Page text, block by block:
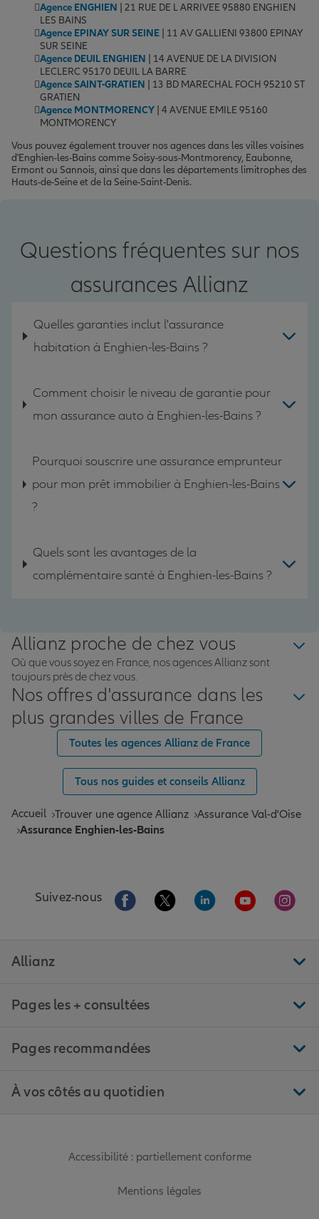
Agence ENGHIEN | 21 RUE DE L ARRIVEE 95880 ENGHIEN
LES BAINS
Agence EPINAY SUR SEINE | 11 AV GALLIENI 93800 EPINAY
SUR SEINE
Agence DEUIL ENGHIEN | 14 AVENUE DE LA DIVISION
LECLERC 95170 DEUIL LA BARRE
Agence SAINT-GRATIEN | 13 BD MARECHAL FOCH 95210 ST
GRATIEN
Agence MONTMORENCY | 4 AVENUE EMILE 95160
MONTMORENCY
Vous pouvez également trouver nos agences dans les villes voisines
d'Enghien-les-Bains comme Soisy-sous-Montmorency, Eaubonne,
Ermont ou Sannois, ainsi que dans les départements limitrophes des
Hauts-de-Seine et de la Seine-Saint-Denis.
Questions fréquentes sur nos
assurances Allianz
Quelles garanties inclut l'assurance
habitation à Enghien-les-Bains ?
Comment choisir le niveau de garantie pour
mon assurance auto à Enghien-les-Bains ?
Pourquoi souscrire une assurance emprunteur
pour mon prêt immobilier à Enghien-les-Bains
?
Quels sont les avantages de la
complémentaire santé à Enghien-les-Bains ?
Allianz proche de chez vous
Où que vous soyez en France, nos agences Allianz sont
toujours près de chez vous.
Nos offres d'assurance dans les
plus grandes villes de France
Toutes les agences Allianz de France
Tous nos guides et conseils Allianz
Accueil Trouver une agence Allianz Assurance Val-d'Oise
Assurance Enghien-les-Bains
Suivez-nous Aller sur la page Facebook de Allianz
Aller sur la page Twitter de
Aller sur la page
Aller sur la
Aller
Allianz
Pages les + consultées
Pages recommandées
À vos côtés au quotidien
Accessibilité : partiellement conforme
Mentions légales